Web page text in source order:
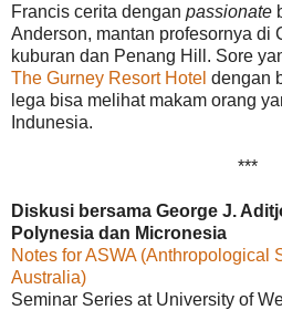
Francis cerita dengan passionate
Anderson, mantan profesornya di
kuburan dan Penang Hill. Sore
The Gurney Resort Hotel dengan
lega bisa melihat makam orang
Indunesia.
***
Diskusi bersama George J.
Polynesia dan Micronesia
Notes for ASWA (Anthropological
Australia)
Seminar Series at University of